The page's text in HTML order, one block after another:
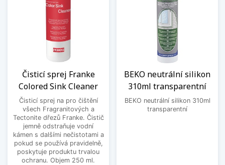
Čisticí sprej Franke
Colored Sink Cleaner
Čisticí sprej na pro čištění
všech Fragranitových a
Tectonite dřezů Franke. Čistič
jemně odstraňuje vodní
kámen s dalšími nečistotami a
pokud se používá pravidelně,
poskytuje produktu trvalou
ochranu. Objem 250 ml.
BEKO neutrální silikon
310ml transparentní
BEKO neutrální silikon 310ml
transparentní